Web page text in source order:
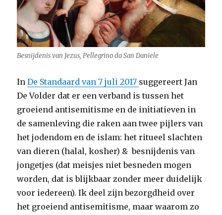
Besnijdenis van Jezus, Pellegrino da San Daniele
InDe Standaard van 7 juli 2017 suggereert Jan
De Volder dat er een verband is tussen het
groeiend antisemitisme en de initiatieven in
de samenleving die raken aan twee pijlers van
het jodendom en de islam: het ritueel slachten
van dieren (halal, kosher) & besnijdenis van
jongetjes (dat meisjes niet besneden mogen
worden, dat is blijkbaar zonder meer duidelijk
voor iedereen). Ik deel zijn bezorgdheid over
het groeiend antisemitisme, maar waarom zo